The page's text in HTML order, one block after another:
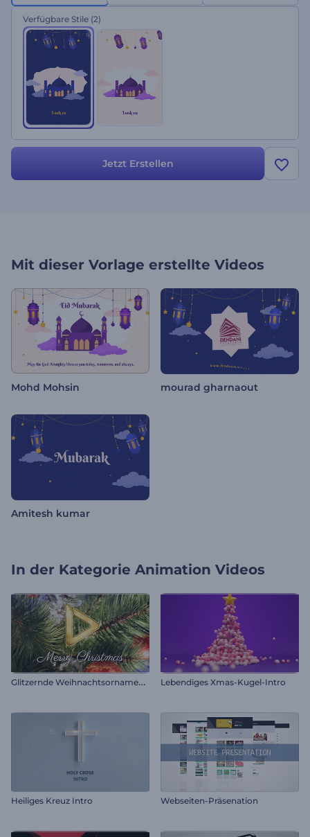
für Einladungen, Grüße, Präsentationseröffnungen und viele andere
Projekte. Probieren Sie es gleich aus!
Verfügbare Stile (2)
Jetzt Erstellen
Mit dieser Vorlage erstellte Videos
Mohd Mohsin mourad gharnaout
Amitesh kumar
In der Kategorie Animation Videos
G
litzernde Weihnachtsornamente Intro Lebendiges Xmas-Kugel-Intro
Heiliges Kreuz Intro Webseiten-Präsenation